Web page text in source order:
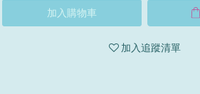
加入購物車
加入追蹤清單